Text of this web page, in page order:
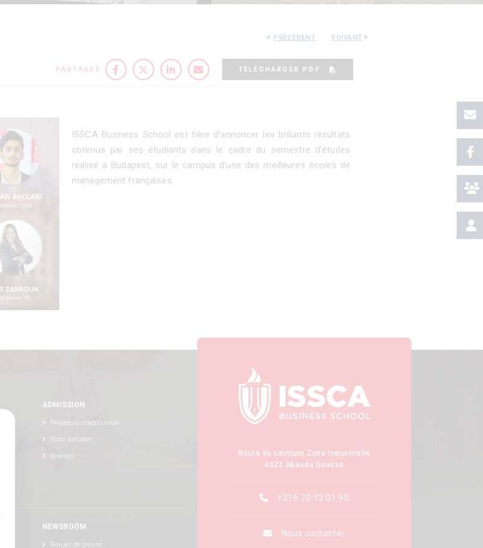
PRÉCÉDENT SUIVANT
PARTAGER TÉLÉCHARGER PDF
ISSCA Business School est fière d’annoncer les brillants résultats
obtenus par ses étudiants dans le cadre du semestre d’études
réalisé à Budapest, sur le campus d’une des meilleures écoles de
management françaises.
ADMISSION
Procédure d'admission
Frais d’études
Bourses
NEWSROOM
Revues de presse
Route de ceinture Zone Industrielle
4022 Akouda Sousse
+216 70 13 01 90
Nous contacter